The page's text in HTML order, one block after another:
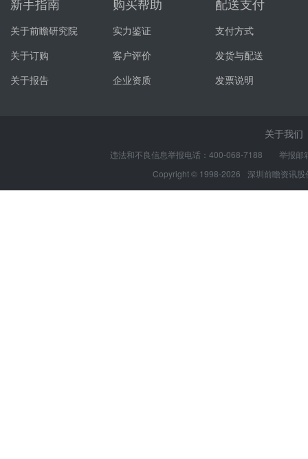
新手指南
关于前瞻研究院
关于订购
关于报告
购买帮助
实力鉴证
客户评价
企业资质
配送支付
支付方式
发货与配送
发票说明
关于我们
违法和不良信息举报电话：400-068-7188 举报
Copyright © 1998-2026
深圳前瞻资讯股